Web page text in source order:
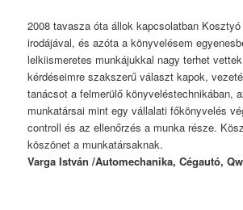
2008 tavasza óta állok kapcsolatban
irodájával, és azóta a könyvelésem
lelkiismeretes munkájukkal nagy terhet
kérdéseimre szakszerű választ kapok,
tanácsot a felmerülő könyveléstechnikában,
munkatársai mint egy vállalati főkönyvelés
controll és az ellenőrzés a munka része.
köszönet a munkatársaknak.
Varga István /Automechanika, Cégautó,